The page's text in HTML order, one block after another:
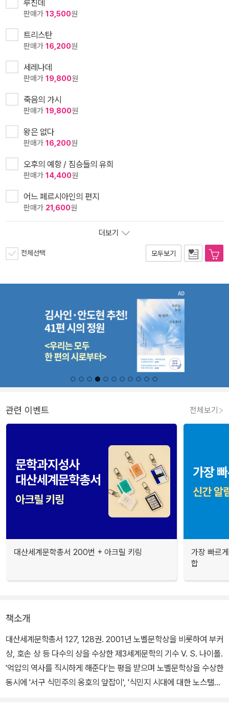
루친데
판매가 13,500원
트리스탄
판매가 16,200원
세레나데
판매가 19,800원
죽음의 가시
판매가 19,800원
왕은 없다
판매가 16,200원
오후의 예항 / 짐승들의 유희
판매가 14,400원
어느 페르시아인의 편지
판매가 21,600원
더보기
전체선택 모두보기
관련 이벤트 전체보기
대산세계문학총서 200번 + 아크릴 키링
가장 빠르
합
책소개
대산세계문학총서 127, 128권. 2001년 노벨문학상을 비롯하여 부커
상, 호손 상 등 다수의 상을 수상한 제3세계문학의 기수 V. S. 나이폴.
'억압의 역사를 직시하게 해준다'는 평을 받으며 노벨문학상을 수상한
동시에 '서구 식민주의 옹호의 앞잡이', '식민지 시대에 대한 노스탤지